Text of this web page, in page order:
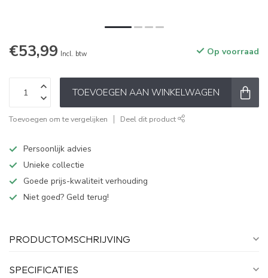
€53,99 Incl. btw Op voorraad
TOEVOEGEN AAN WINKELWAGEN
Toevoegen om te vergelijken Deel dit product
Persoonlijk advies
Unieke collectie
Goede prijs-kwaliteit verhouding
Niet goed? Geld terug!
PRODUCTOMSCHRIJVING
SPECIFICATIES